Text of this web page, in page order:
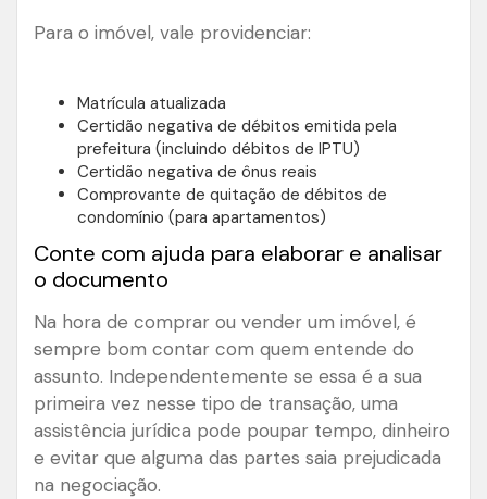
Para o imóvel, vale providenciar:
Matrícula atualizada
Certidão negativa de débitos emitida pela
prefeitura (incluindo débitos de IPTU)
Certidão negativa de ônus reais
Comprovante de quitação de débitos de
condomínio (para apartamentos)
Conte com ajuda para elaborar e analisar
o documento
Na hora de comprar ou vender um imóvel, é
sempre bom contar com quem entende do
assunto. Independentemente se essa é a sua
primeira vez nesse tipo de transação, uma
assistência jurídica pode poupar tempo, dinheiro
e evitar que alguma das partes saia prejudicada
na negociação.